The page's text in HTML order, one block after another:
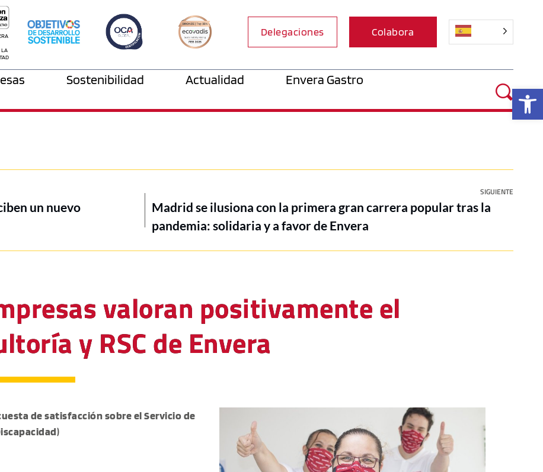
LA
Delegaciones Colabora
Sostenibilidad Actualidad
Envera Gastro
SIGUIENTE
un nuevo
Madrid se ilusiona con la primera gran carrera popular tras la
pandemia: solidaria y a favor de Envera
valoran positivamente el
y RSC de Envera
de satisfacción sobre el Servicio de